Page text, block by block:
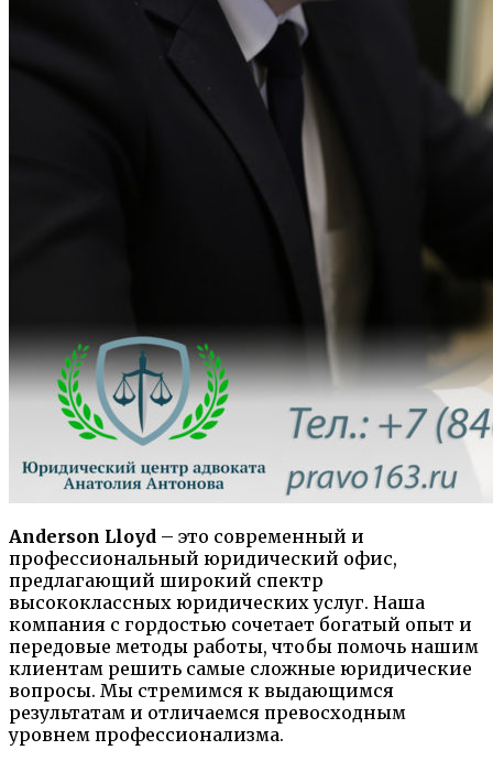
Anderson Lloyd – это современный и
профессиональный юридический офис,
предлагающий широкий спектр
высококлассных юридических услуг. Наша
компания с гордостью сочетает богатый опыт и
передовые методы работы, чтобы помочь нашим
клиентам решить самые сложные юридические
вопросы. Мы стремимся к выдающимся
результатам и отличаемся превосходным
уровнем профессионализма.